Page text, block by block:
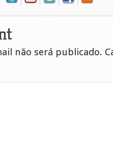
não será publicado.